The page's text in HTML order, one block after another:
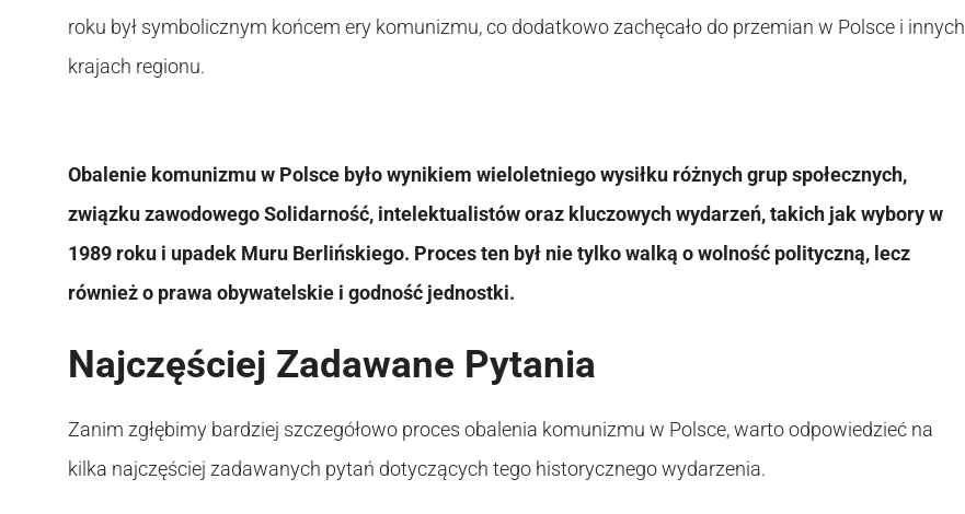
roku był symbolicznym końcem ery komunizmu, co dodatkowo zachęcało do przemian w Polsce i innych
krajach regionu.
Obalenie komunizmu w Polsce było wynikiem wieloletniego wysiłku różnych grup społecznych,
związku zawodowego Solidarność, intelektualistów oraz kluczowych wydarzeń, takich jak wybory w
1989 roku i upadek Muru Berlińskiego. Proces ten był nie tylko walką o wolność polityczną, lecz
również o prawa obywatelskie i godność jednostki.
Najczęściej Zadawane Pytania
Zanim zgłębimy bardziej szczegółowo proces obalenia komunizmu w Polsce, warto odpowiedzieć na
kilka najczęściej zadawanych pytań dotyczących tego historycznego wydarzenia.